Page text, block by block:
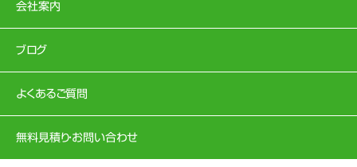
会社案内
ブログ
よくあるご質問
無料見積り・お問い合わせ